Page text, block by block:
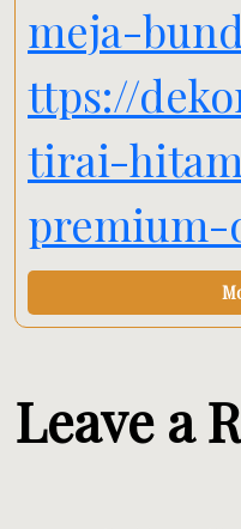
meja-
ttps://
tirai-
Leave a